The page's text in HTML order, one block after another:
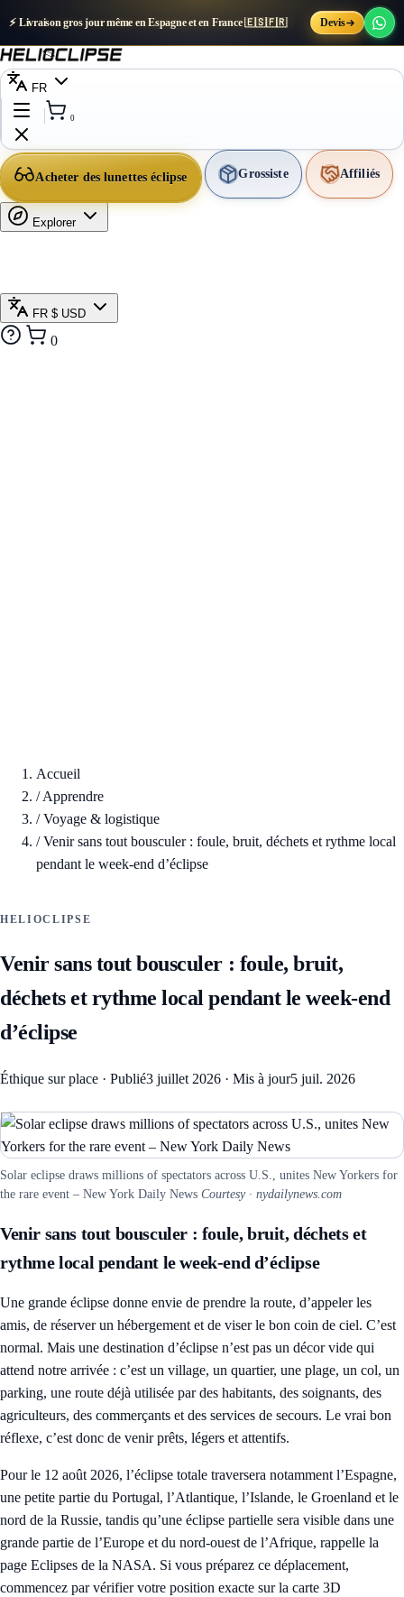
⚡ Livraison gros jour même en Espagne et en France 🇪🇸🇫🇷 Devis
FR
0
Acheter des lunettes éclipse Grossiste Affiliés
Explorer
FR $ USD
0
Accueil
/Apprendre
/Voyage & logistique
/Venir sans tout bousculer : foule, bruit, déchets et rythme local
pendant le week-end d’éclipse
HELIOCLIPSE
Venir sans tout bousculer : foule, bruit,
déchets et rythme local pendant le week-end
d’éclipse
Éthique sur place · Publié3 juillet 2026 · Mis à jour5 juil. 2026
Solar eclipse draws millions of spectators across U.S., unites New Yorkers for
the rare event – New York Daily News Courtesy · nydailynews.com
Venir sans tout bousculer : foule, bruit, déchets et
rythme local pendant le week-end d’éclipse
Une grande éclipse donne envie de prendre la route, d’appeler les
amis, de réserver un hébergement et de viser le bon coin de ciel. C’est
normal. Mais une destination d’éclipse n’est pas un décor vide qui
attend notre arrivée : c’est un village, un quartier, une plage, un col, un
parking, une route déjà utilisée par des habitants, des soignants, des
agriculteurs, des commerçants et des services de secours. Le vrai bon
réflexe, c’est donc de venir prêts, légers et attentifs.
Pour le 12 août 2026, l’éclipse totale traversera notamment l’Espagne,
une petite partie du Portugal, l’Atlantique, l’Islande, le Groenland et le
nord de la Russie, tandis qu’une éclipse partielle sera visible dans une
grande partie de l’Europe et du nord-ouest de l’Afrique, rappelle la
page Eclipses de la NASA. Si vous préparez ce déplacement,
commencez par vérifier votre position exacte sur la carte 3D